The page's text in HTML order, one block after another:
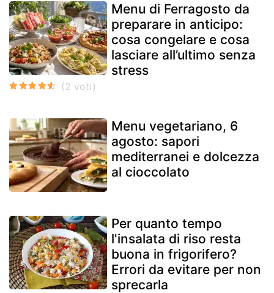
Menu di Ferragosto da
preparare in anticipo:
cosa congelare e cosa
lasciare all’ultimo senza
stress
Menu vegetariano, 6
agosto: sapori
mediterranei e dolcezza
al cioccolato
Per quanto tempo
l'insalata di riso resta
buona in frigorifero?
Errori da evitare per non
sprecarla